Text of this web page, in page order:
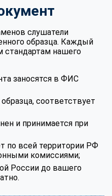
слушатели
образца. Каждый
стандартам нашего
заносятся в ФИС
соответствует
и принимается при
по всей территории РФ
комиссиями;
России до вашего